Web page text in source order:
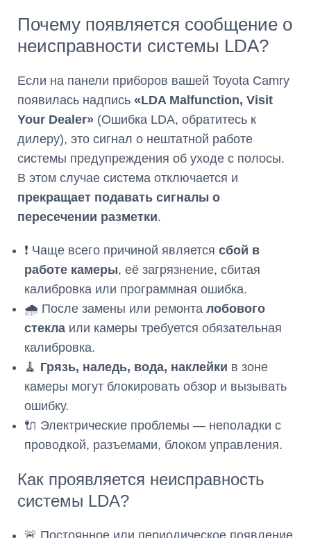
Почему появляется сообщение о
неисправности системы LDA?
Если на панели приборов вашей Toyota Camry
появилась надпись «LDA Malfunction, Visit
Your Dealer» (Ошибка LDA, обратитесь к
дилеру), это сигнал о нештатной работе
системы предупреждения об уходе с полосы.
В этом случае система отключается и
прекращает подавать сигналы о
пересечении разметки.
❗ Чаще всего причиной является сбой в
работе камеры, её загрязнение, сбитая
калибровка или программная ошибка.
🌧️ После замены или ремонта лобового
стекла или камеры требуется обязательная
калибровка.
🧹 Грязь, наледь, вода, наклейки в зоне
камеры могут блокировать обзор и вызывать
ошибку.
🔌 Электрические проблемы — неполадки с
проводкой, разъемами, блоком управления.
Как проявляется неисправность
системы LDA?